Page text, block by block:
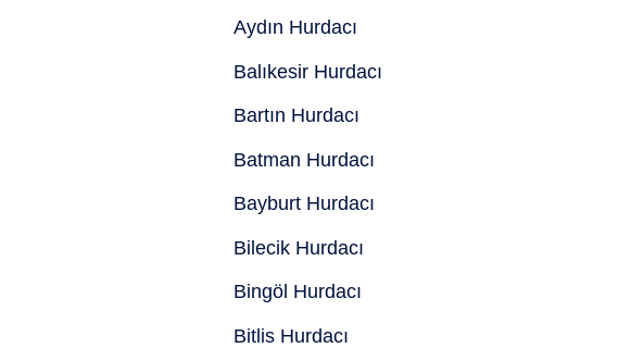
Aydın Hurdacı
Balıkesir Hurdacı
Bartın Hurdacı
Batman Hurdacı
Bayburt Hurdacı
Bilecik Hurdacı
Bingöl Hurdacı
Bitlis Hurdacı